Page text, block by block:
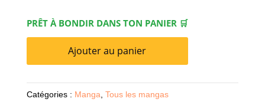
PRÊT À BONDIR DANS TON PANIER 🛒
Ajouter au panier
Catégories : Manga Tous les mangas